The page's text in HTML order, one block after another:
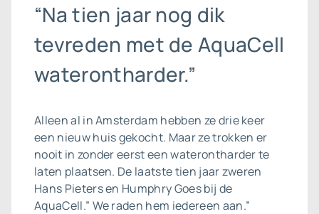
“Na tien jaar nog dik
tevreden met de AquaCell
waterontharder.”
Alleen al in Amsterdam hebben ze drie keer
een nieuw huis gekocht. Maar ze trokken er
nooit in zonder eerst een waterontharder te
laten plaatsen. De laatste tien jaar zweren
Hans Pieters en Humphry Goes bij de
AquaCell.” We raden hem iedereen aan.”